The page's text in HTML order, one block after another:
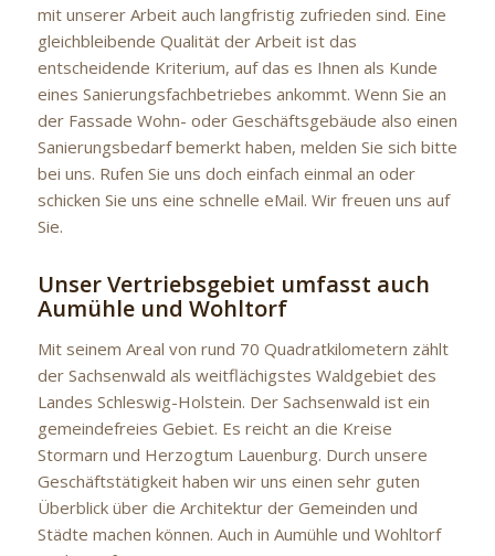
mit unserer Arbeit auch langfristig zufrieden sind. Eine
gleichbleibende Qualität der Arbeit ist das
entscheidende Kriterium, auf das es Ihnen als Kunde
eines Sanierungsfachbetriebes ankommt. Wenn Sie an
der Fassade Wohn- oder Geschäftsgebäude also einen
Sanierungsbedarf bemerkt haben, melden Sie sich bitte
bei uns. Rufen Sie uns doch einfach einmal an oder
schicken Sie uns eine schnelle eMail. Wir freuen uns auf
Sie.
Unser Vertriebsgebiet umfasst auch
Aumühle und Wohltorf
Mit seinem Areal von rund 70 Quadratkilometern zählt
der Sachsenwald als weitflächigstes Waldgebiet des
Landes Schleswig-Holstein. Der Sachsenwald ist ein
gemeindefreies Gebiet. Es reicht an die Kreise
Stormarn und Herzogtum Lauenburg. Durch unsere
Geschäftstätigkeit haben wir uns einen sehr guten
Überblick über die Architektur der Gemeinden und
Städte machen können. Auch in Aumühle und Wohltorf